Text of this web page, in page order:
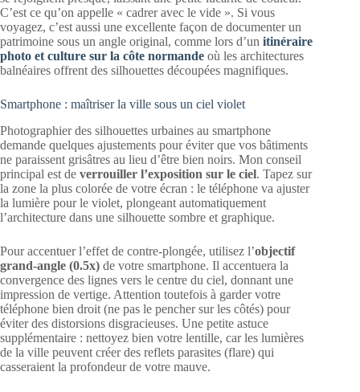
C’est ce qu’on appelle « cadrer avec le vide ». Si vous
voyagez, c’est aussi une excellente façon de documenter un
patrimoine sous un angle original, comme lors d’un itinéraire
photo et culture sur la côte normande où les architectures
balnéaires offrent des silhouettes découpées magnifiques.
Smartphone : maîtriser la ville sous un ciel violet
Photographier des silhouettes urbaines au smartphone
demande quelques ajustements pour éviter que vos bâtiments
ne paraissent grisâtres au lieu d’être bien noirs. Mon conseil
principal est de verrouiller l’exposition sur le ciel. Tapez sur
la zone la plus colorée de votre écran : le téléphone va ajuster
la lumière pour le violet, plongeant automatiquement
l’architecture dans une silhouette sombre et graphique.
Pour accentuer l’effet de contre-plongée, utilisez l’objectif
grand-angle (0.5x) de votre smartphone. Il accentuera la
convergence des lignes vers le centre du ciel, donnant une
impression de vertige. Attention toutefois à garder votre
téléphone bien droit (ne pas le pencher sur les côtés) pour
éviter des distorsions disgracieuses. Une petite astuce
supplémentaire : nettoyez bien votre lentille, car les lumières
de la ville peuvent créer des reflets parasites (flare) qui
casseraient la profondeur de votre mauve.